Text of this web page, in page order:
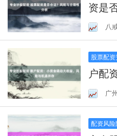
资是
分析八
股票配资
户配
益，广
配资风